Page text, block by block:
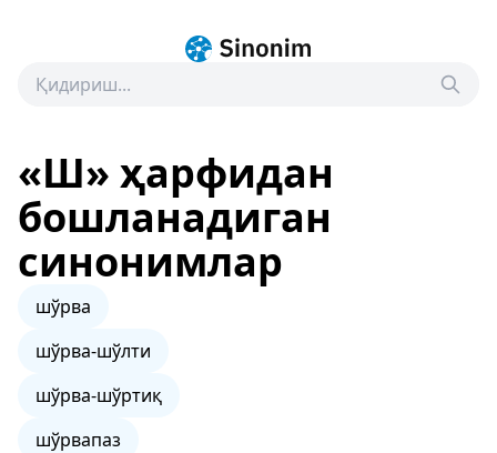
«Ш» ҳарфидан
бошланадиган
синонимлар
шўрва
шўрва-шўлти
шўрва-шўртиқ
шўрвапаз